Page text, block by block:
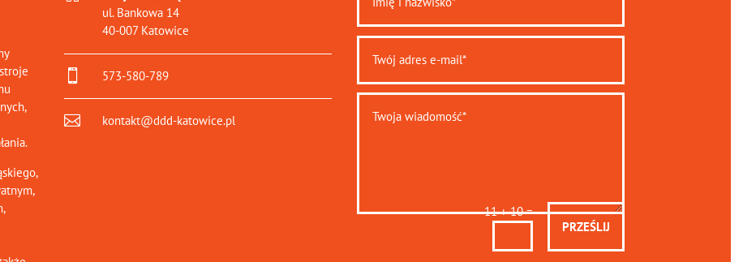
ul. Bankowa 14
40-007 Katowice
 573-580-789
 kontakt@ddd-katowice.pl
11 + 10=
PRZEŚLIJ